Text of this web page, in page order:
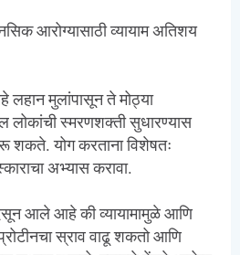
आरोग्यासाठी व्यायाम अतिशय
मुलांपासून ते मोठ्या
लोकांची स्मरणशक्ती सुधारण्यास
शकते. योग करताना विशेषतः
अभ्यास करावा.
आले आहे की व्यायामामुळे आणि
स्राव वाढू शकतो आणि